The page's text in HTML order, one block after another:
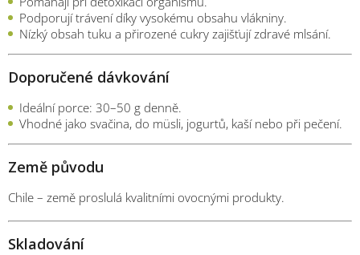
Podporují trávení díky vysokému obsahu vlákniny.
Nízký obsah tuku a přirozené cukry zajišťují zdravé mlsání.
Doporučené dávkování
Ideální porce: 30–50 g denně.
Vhodné jako svačina, do müsli, jogurtů, kaší nebo při pečení.
Země původu
Chile – země proslulá kvalitními ovocnými produkty.
Skladování